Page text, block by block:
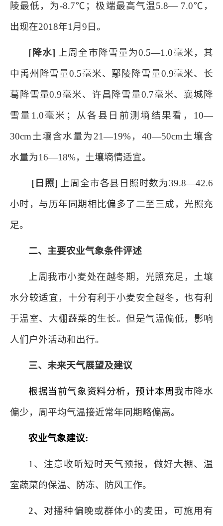
陵最低，为-8.7℃；极端最高气温5.8— 7.0℃，
出现在2018年1 月 9 日。
[ 降水] 上周全市降雪量为0.5—1.0毫米，其
中禹州降雪量0.5毫米、鄢陵降雪量0.9毫米、长
葛降雪量0.9毫米、许昌降雪量0.7毫米、襄城降
雪量 1.0毫米；从各县日前测墒结果看， 10—
30cm 土壤含水量为 21—19%， 40—50cm土壤含
水量为16—18%，土壤墒情适宜。
[ 日照] 上周 全市各县日照时数为39.8—42.6
小时，与历年同期相比偏多了二至三成，光照充
足。
二、主要农业气象条件评述
上周我市小麦处在越冬期，光照充足，土壤
水分较适宜，十分有利于小麦安全越冬，也有利
于温室、大棚蔬菜的生长。但是气温偏低，影响
人们户外活动和出行。
三、未来天气展望及建议
根据当前气象资料分析，预计本周我市降水
偏少，周平均气温接近常年同期略偏高。
农业气象建议:
1 、注意收听短时天气预报，做好大棚、温
室蔬菜的保温、防冻、防风工作。
2、对播种偏晚或群体小的麦田，可施用有